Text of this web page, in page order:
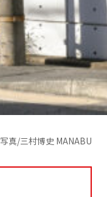
写真/三村博史 MANABU